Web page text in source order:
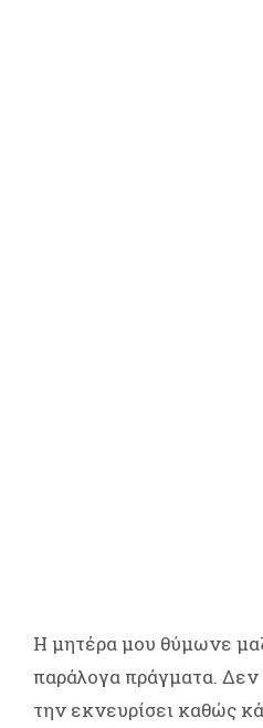
Η μητέρα μου θύμωνε
παράλογα πράγματα.
την εκνευρίσει καθώς